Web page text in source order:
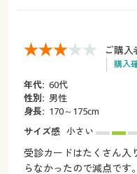
ご購入
購入
年代: 60代
性別: 男性
身長: 170～175cm
サイズ感 小さい
受診カードはたくさん入
らなかったので減点です。